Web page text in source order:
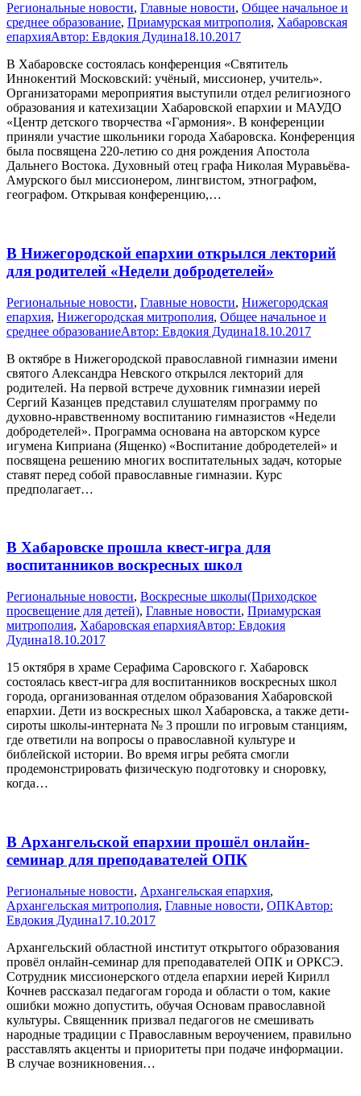
Pегиональные новости, Главные новости, Общее начальное и
среднее образование, Приамурская митрополия, Хабаровская
епархияАвтор: Евдокия Дудина18.10.2017
В Хабаровске состоялась конференция «Святитель
Иннокентий Московский: учёный, миссионер, учитель».
Организаторами мероприятия выступили отдел религиозного
образования и катехизации Хабаровской епархии и МАУДО
«Центр детского творчества «Гармония». В конференции
приняли участие школьники города Хабаровска. Конференция
была посвящена 220-летию со дня рождения Апостола
Дальнего Востока. Духовный отец графа Николая Муравьёва-
Амурского был миссионером, лингвистом, этнографом,
географом. Открывая конференцию,…
В Нижегородской епархии открылся лекторий
для родителей «Недели добродетелей»
Pегиональные новости, Главные новости, Нижегородская
епархия, Нижегородская митрополия, Общее начальное и
среднее образованиеАвтор: Евдокия Дудина18.10.2017
В октябре в Нижегородской православной гимназии имени
святого Александра Невского открылся лекторий для
родителей. На первой встрече духовник гимназии иерей
Сергий Казанцев представил слушателям программу по
духовно-нравственному воспитанию гимназистов «Недели
добродетелей». Программа основана на авторском курсе
игумена Киприана (Ященко) «Воспитание добродетелей» и
посвящена решению многих воспитательных задач, которые
ставят перед собой православные гимназии. Курс
предполагает…
В Хабаровске прошла квест-игра для
воспитанников воскресных школ
Pегиональные новости, Воскресные школы(Приходское
просвещение для детей), Главные новости, Приамурская
митрополия, Хабаровская епархияАвтор: Евдокия
Дудина18.10.2017
15 октября в храме Серафима Саровского г. Хабаровск
состоялась квест-игра для воспитанников воскресных школ
города, организованная отделом образования Хабаровской
епархии. Дети из воскресных школ Хабаровска, а также дети-
сироты школы-интерната № 3 прошли по игровым станциям,
где ответили на вопросы о православной культуре и
библейской истории. Во время игры ребята смогли
продемонстрировать физическую подготовку и сноровку,
когда…
В Архангельской епархии прошёл онлайн-
семинар для преподавателей ОПК
Pегиональные новости, Архангельская епархия,
Архангельская митрополия, Главные новости, ОПКАвтор:
Евдокия Дудина17.10.2017
Архангельский областной институт открытого образования
провёл онлайн-семинар для преподавателей ОПК и ОРКСЭ.
Сотрудник миссионерского отдела епархии иерей Кирилл
Кочнев рассказал педагогам города и области о том, какие
ошибки можно допустить, обучая Основам православной
культуры. Священник призвал педагогов не смешивать
народные традиции с Православным вероучением, правильно
расставлять акценты и приоритеты при подаче информации.
В случае возникновения…